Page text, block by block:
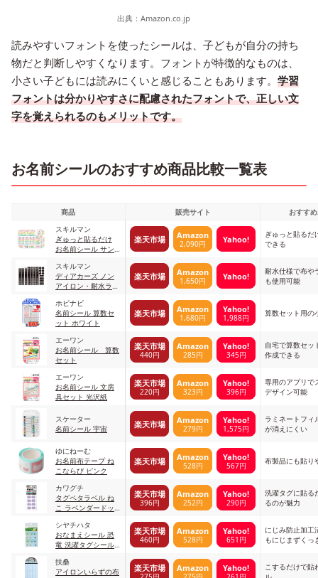
出典： Amazon.co.jp
読みやすいフォントを使ったシールは、子どもが自分の持ち
物だと判断しやすくなります。フォントが特徴的なものは、
小さい子どもには読みにくいと感じることもあります。 学習
フォントは分かりやすさに配慮されたフォントで、正しい文
字を覚えられるのもメリットです。
お名前シールのおすすめ商品比較一覧表
商品 販売サイト
おすす
スキルマン
ぎゅっと貼るだけ
お名前シール サン
ローキティ パステ
ル
楽天市場 Amazon
2,090円 Yahoo!
ぎゅっと貼るだ
できる
スキルマン
ディアカーズ ノン
アイロン・耐水ラミ
名前のみブラック
楽天市場 Amazon
1,650円 Yahoo!
耐水仕様で布や
も使用可能
ホビナビ
名前シール 算数セ
ット ホワイト
楽天市場 Amazon
1,680円
Yahoo!
1,988円 算数セット用の
エーワン
お名前シール 算数
セット
楽天市場
440円
Amazon
285円
Yahoo!
345円
自宅で算数セッ
作成できる
エーワン
お名前シール 文房
具セット 光沢紙
楽天市場
220円
Amazon
323円
Yahoo!
396円
専用のアプリで
デザイン可能
スケーター
名前シール 宇宙
楽天市場 Amazon
279円
Yahoo!
1,575円
ラミネートフィ
が消えにくい
ゆにねーむ
お名前布テープ ね
こならび ピンク
楽天市場 Amazon
528円
Yahoo!
567円 布製品にも貼り
カワグチ
タグペタラベル ね
こ ラベンダードッ
楽天市場
396円
Amazon
252円
Yahoo!
290円
洗濯タグに貼る
るのが魅力
シヤチハタ
おなまえシール 恐
竜 洗濯タグシール/
楽天市場
460円
Amazon
528円
Yahoo!
651円
にじみ防止加工
もにじまずくっ
扶桑
アイロンいらずの布
楽天市場 Amazon Yahoo!
こするだけで貼